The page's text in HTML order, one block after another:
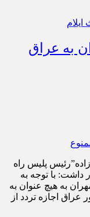
به عراق
پلیس راه
داشت: با توجه به
به هیچ عنوان به
عراق اجازه تردد از